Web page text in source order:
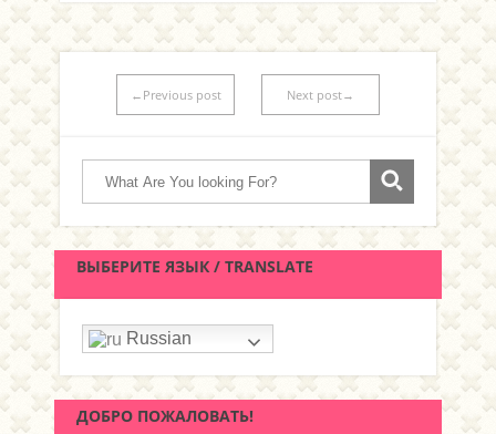
←Previous post Next post→
ВЫБЕРИТЕ ЯЗЫК / TRANSLATE
Russian
ДОБРО ПОЖАЛОВАТЬ!